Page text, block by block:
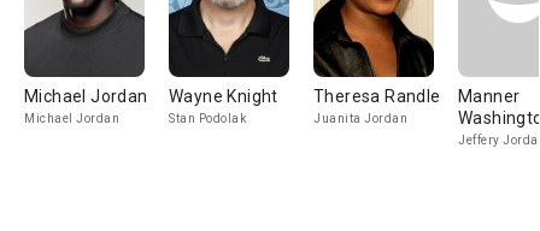
Michael Jordan
Michael Jordan
Wayne Knight
Stan Podolak
Theresa Randle
Juanita Jordan
Manner
Jeffery